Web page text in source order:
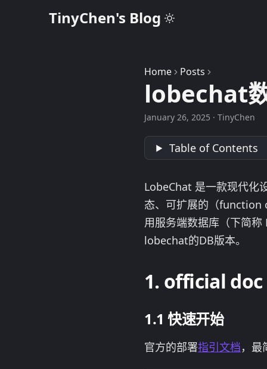
TinyChen's Blog
Home Posts
lobechat
January 26, 2025 · TinyChen
Table of Contents
LobeChat 是一款现代化
态、可扩展的（function
用服务端数据库（下简
lobechat的DB版本。
official doc
快速开始
官方的部署指引文档，最